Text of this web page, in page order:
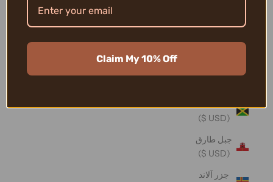
(USD $)
جبل طارق
(USD $)
جزر آلاند
Claim My 10% Off